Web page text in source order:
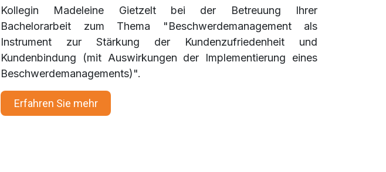
Kollegin Madeleine Gietzelt bei der Betreuung Ihrer
Bachelorarbeit zum Thema "Beschwerdemanagement als
Instrument zur Stärkung der Kundenzufriedenheit und
Kundenbindung (mit Auswirkungen der Implementierung eines
Beschwerdemanagements)".
Erfahren Sie mehr